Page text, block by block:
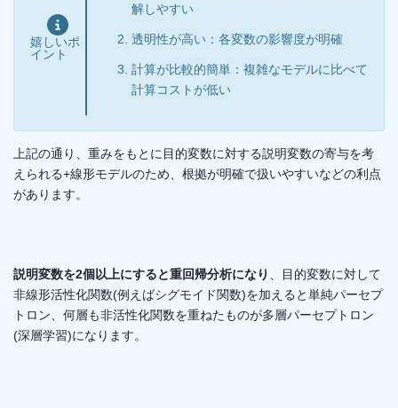
嬉しいポ
イント
解しやすい
透明性が高い：各変数の影響度が明確
計算が比較的簡単：複雑なモデルに比べて
計算コストが低い
上記の通り、重みをもとに目的変数に対する説明変数の寄与を考
えられる+線形モデルのため、根拠が明確で扱いやすいなどの利点
があります。
説明変数を2個以上にすると重回帰分析になり
、目的変数に対して
非線形活性化関数(例えばシグモイド関数)を加えると単純パーセプ
トロン、何層も非活性化関数を重ねたものが多層パーセプトロン
(深層学習)になります。